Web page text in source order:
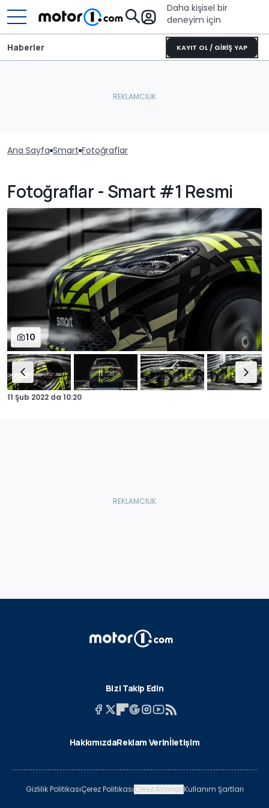
Daha kişisel bir
deneyim için
KAYIT OL / GİRİŞ YAP
Haberler
Ana Sayfa Smart Fotoğraflar
Fotoğraflar - Smart #1 Resmi
10
11 Şub 2022 da 10:20
Bizi Takip Edin
HakkımızdaReklam Verinİletişim
Gizlilik PolitikasıÇerez PolitikasıÇerez AyarlarıKullanım Şartları